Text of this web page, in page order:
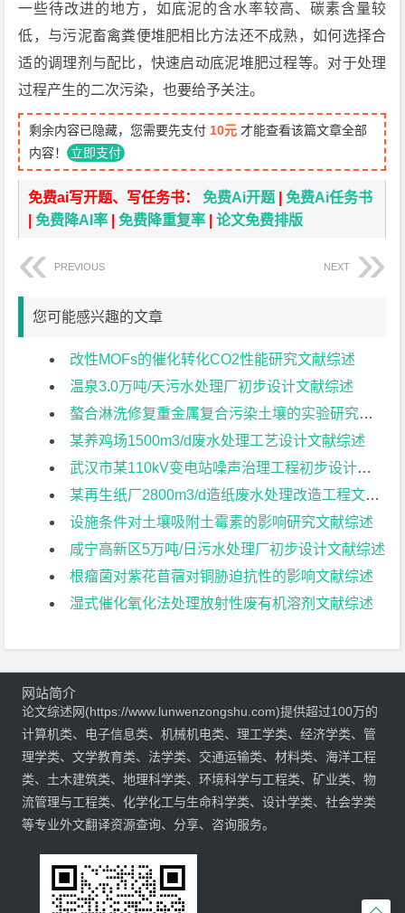
一些待改进的地方，如底泥的含水率较高、碳素含量较
低，与污泥畜禽粪便堆肥相比方法还不成熟，如何选择合
适的调理剂与配比，快速启动底泥堆肥过程等。对于处理
过程产生的二次污染，也要给予关注。
剩余内容已隐藏，您需要先支付 10元 才能查看该篇文章全部
内容！ 立即支付
免费ai写开题、写任务书：免费Ai开题 |免费Ai任务书
|免费降AI率 |免费降重复率 |论文免费排版
PREVIOUS NEXT
您可能感兴趣的文章
改性MOFs的催化转化CO2性能研究文献综述
温泉3.0万吨/天污水处理厂初步设计文献综述
螯合淋洗修复重金属复合污染土壤的实验研究文献综述
某养鸡场1500m3/d废水处理工艺设计文献综述
武汉市某110kV变电站噪声治理工程初步设计文献综述
某再生纸厂2800m3/d造纸废水处理改造工程文献综述
设施条件对土壤吸附土霉素的影响研究文献综述
咸宁高新区5万吨/日污水处理厂初步设计文献综述
根瘤菌对紫花苜蓿对铜胁迫抗性的影响文献综述
湿式催化氧化法处理放射性废有机溶剂文献综述
网站简介
论文综述网(https://www.lunwenzongshu.com)提供超过100万的
计算机类、电子信息类、机械机电类、理工学类、经济学类、管
理学类、文学教育类、法学类、交通运输类、材料类、海洋工程
类、土木建筑类、地理科学类、环境科学与工程类、矿业类、物
流管理与工程类、化学化工与生命科学类、设计学类、社会学类
等专业外文翻译资源查询、分享、咨询服务。